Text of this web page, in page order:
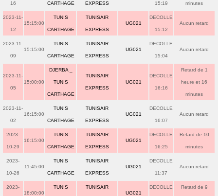
16 CARTHAGE EXPRESS 15:19 minutes
2023-11-
12
15:15:00
TUNIS
CARTHAGE
TUNISAIR
EXPRESS
UG021
DECOLLE
15:12
Aucun retard
2023-11-
09
15:15:00
TUNIS
CARTHAGE
TUNISAIR
EXPRESS
UG021
DECOLLE
15:04
Aucun retard
2023-11-
05
15:00:00
DJERBA _
TUNIS
CARTHAGE
TUNISAIR
EXPRESS
UG021
DECOLLE
16:16
Retard de 1
heure et 16
minutes
2023-11-
02
16:15:00
TUNIS
CARTHAGE
TUNISAIR
EXPRESS
UG021
DECOLLE
16:07
Aucun retard
2023-
10-29
16:15:00
TUNIS
CARTHAGE
TUNISAIR
EXPRESS
UG021
DECOLLE
16:25
Retard de 10
minutes
2023-
10-26
11:45:00
TUNIS
CARTHAGE
TUNISAIR
EXPRESS
UG021
DECOLLE
11:37
Aucun retard
2023-
18:00:00
TUNIS TUNISAIR
UG021
DECOLLE Retard de 9